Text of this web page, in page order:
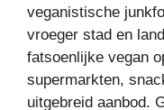
veganistische
vroeger stad en
fatsoenlijke vegan
supermarkten,
uitgebreid aanbod.